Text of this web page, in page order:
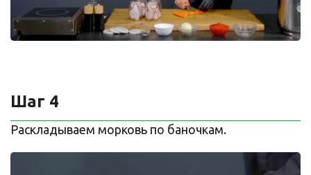
Шаг 4
Раскладываем морковь по баночкам.